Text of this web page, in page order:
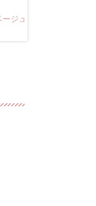
ジュ